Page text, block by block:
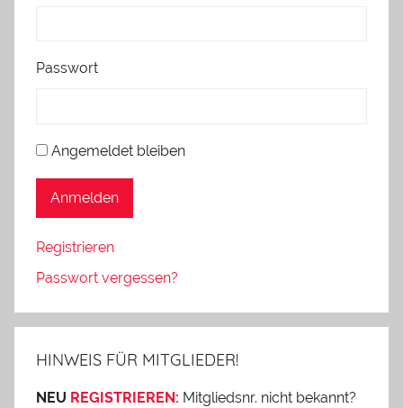
Passwort
Angemeldet bleiben
Anmelden
Registrieren
Passwort vergessen?
HINWEIS FÜR MITGLIEDER!
NEU REGISTRIEREN: Mitgliedsnr. nicht bekannt?